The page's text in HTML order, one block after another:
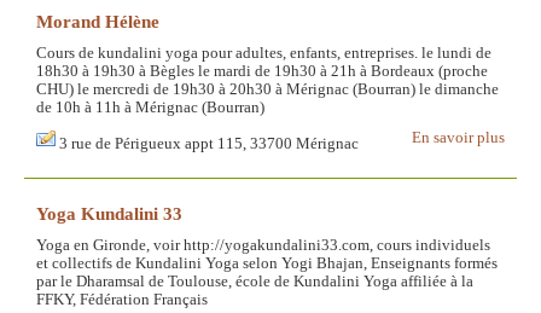
Morand Hélène
Cours de kundalini yoga pour adultes, enfants, entreprises. le lundi de
18h30 à 19h30 à Bègles le mardi de 19h30 à 21h à Bordeaux (proche
CHU) le mercredi de 19h30 à 20h30 à Mérignac (Bourran) le dimanche
de 10h à 11h à Mérignac (Bourran)
En savoir plus
3 rue de Périgueux appt 115, 33700 Mérignac
Yoga Kundalini 33
Yoga en Gironde, voir http://yogakundalini33.com, cours individuels
et collectifs de Kundalini Yoga selon Yogi Bhajan, Enseignants formés
par le Dharamsal de Toulouse, école de Kundalini Yoga affiliée à la
FFKY, Fédération Français